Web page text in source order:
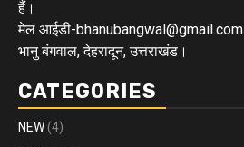
हैं।
मेल आईडी-bhanubangwal@gmail.com
भानु बंगवाल, देहरादून, उत्तराखंड।
CATEGORIES
NEW (4)